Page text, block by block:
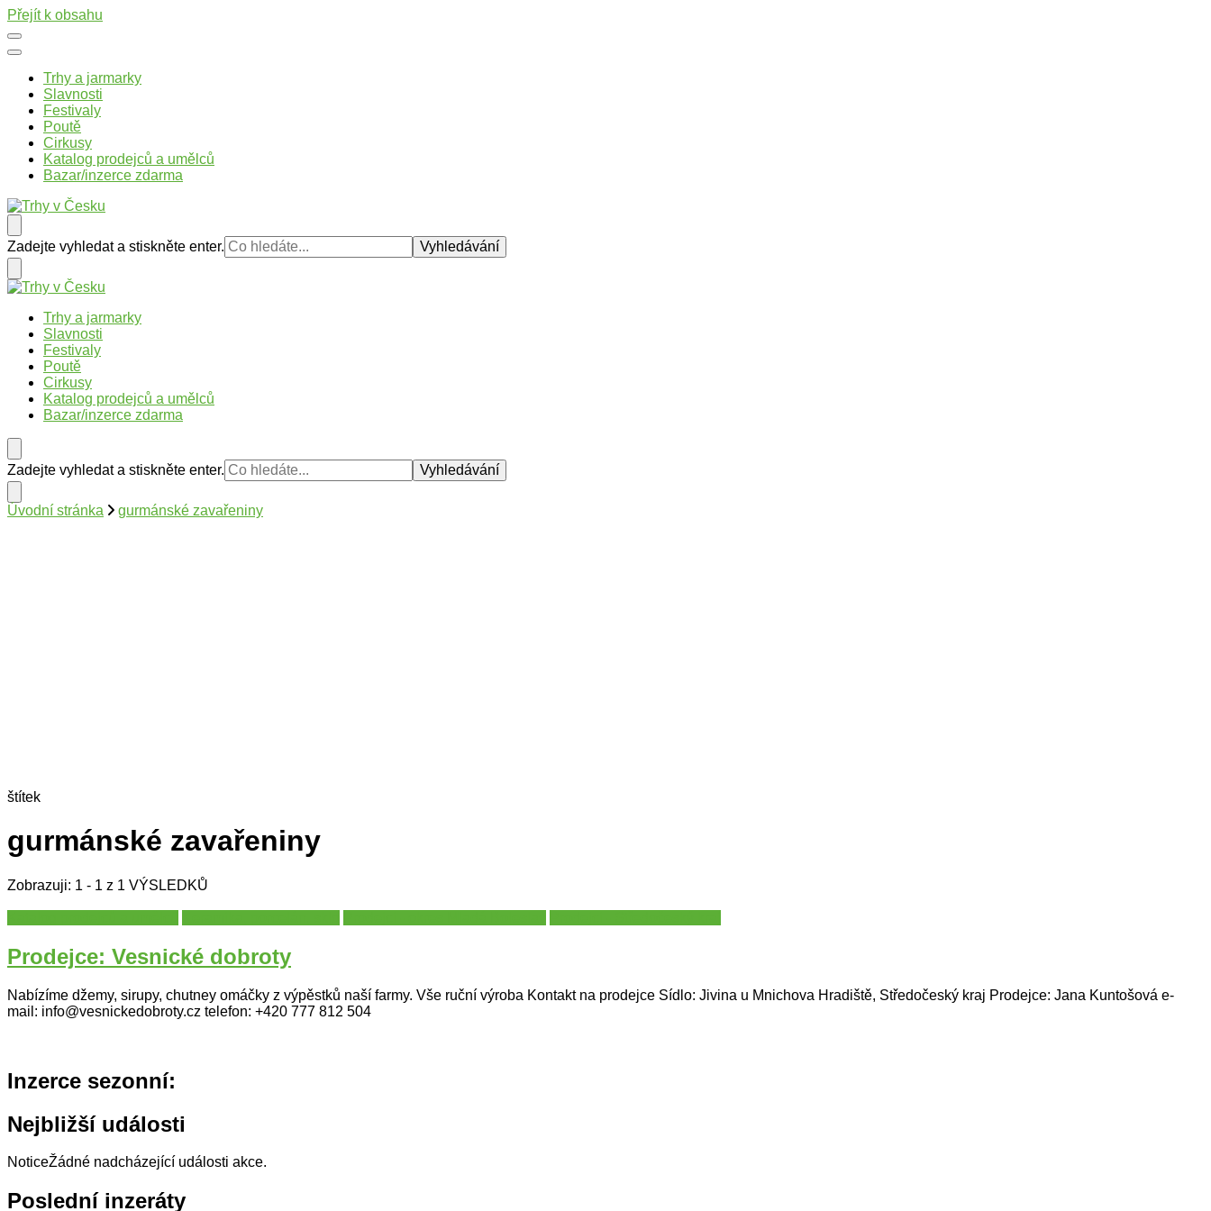
Přejít k obsahu
Trhy a jarmarky
Slavnosti
Festivaly
Poutě
Cirkusy
Katalog prodejců a umělců
Bazar/inzerce zdarma
Trhy v Česku
Trhy, jarmarky, slavnosti a poutě v České republice
Hledáte
něco
?
Zadejte vyhledat a stiskněte enter.
Trhy v Česku
Trhy, jarmarky, slavnosti a poutě v České republice
Trhy a jarmarky
Slavnosti
Festivaly
Poutě
Cirkusy
Katalog prodejců a umělců
Bazar/inzerce zdarma
Hledáte
něco
?
Zadejte vyhledat a stiskněte enter.
Úvodní stránka gurmánské zavařeniny
štítek
gurmánské zavařeniny
Zobrazuji: 1 - 1 z 1 VÝSLEDKŮ
Prodejce: Vesnické dobroty
Nabízíme džemy, sirupy, chutney omáčky z výpěstků naší farmy. Vše ruční výroba Kontakt na prodejce Sídlo: Jivina u Mnichova Hradiště, Středočeský kraj Prodejce: Jana Kuntošová e-
mail: info@vesnickedobroty.cz telefon: +420 777 812 504
Inzerce sezonní:
Nejbližší události
NoticeŽádné nadcházející události akce.
Poslední inzeráty